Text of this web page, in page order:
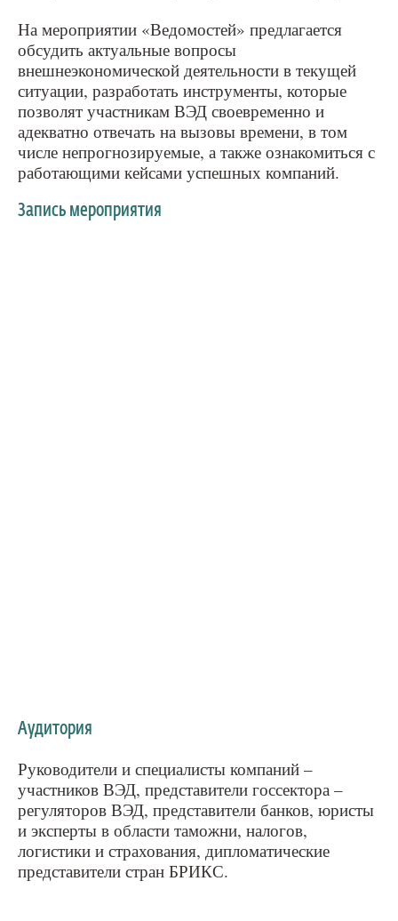
На мероприятии «Ведомостей» предлагается
обсудить актуальные вопросы
внешнеэкономической деятельности в текущей
ситуации, разработать инструменты, которые
позволят участникам ВЭД своевременно и
адекватно отвечать на вызовы времени, в том
числе непрогнозируемые, а также ознакомиться с
работающими кейсами успешных компаний.
Запись мероприятия
Аудитория
Руководители и специалисты компаний –
участников ВЭД, представители госсектора –
регуляторов ВЭД, представители банков, юристы
и эксперты в области таможни, налогов,
логистики и страхования, дипломатические
представители стран БРИКС.